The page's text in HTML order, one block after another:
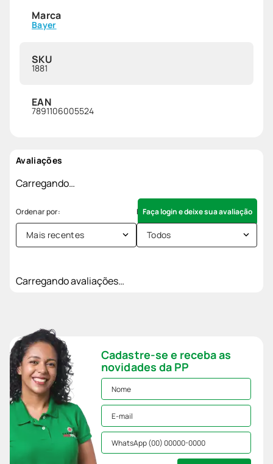
Marca
Bayer
SKU
1881
EAN
7891106005524
Avaliações
Carregando…
Faça login e deixe sua avaliação
Mais recentes Todos
Carregando avaliações…
Cadastre-se e receba as
novidades da PP